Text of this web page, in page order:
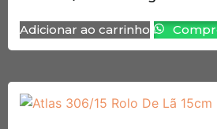
Adicionar ao carrinho